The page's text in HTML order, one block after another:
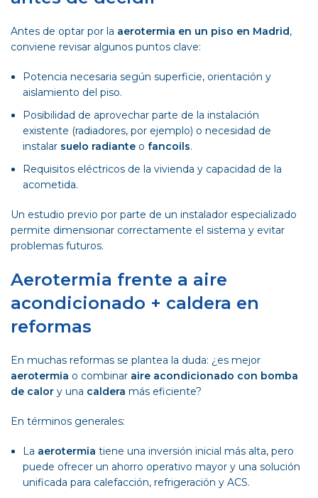
Antes de optar por la aerotermia en un piso en Madrid,
conviene revisar algunos puntos clave:
Potencia necesaria según superficie, orientación y
aislamiento del piso.
Posibilidad de aprovechar parte de la instalación
existente (radiadores, por ejemplo) o necesidad de
instalar suelo radiante o fancoils.
Requisitos eléctricos de la vivienda y capacidad de la
acometida.
Un estudio previo por parte de un instalador especializado
permite dimensionar correctamente el sistema y evitar
problemas futuros.
Aerotermia frente a aire
acondicionado + caldera en
reformas
En muchas reformas se plantea la duda: ¿es mejor
aerotermia o combinar aire acondicionado con bomba
de calor y una caldera más eficiente?
En términos generales:
La aerotermia tiene una inversión inicial más alta, pero
puede ofrecer un ahorro operativo mayor y una solución
unificada para calefacción, refrigeración y ACS.